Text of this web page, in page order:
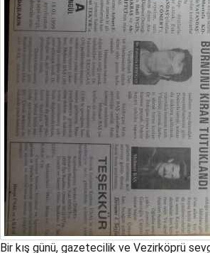
Bir kış günü, gazetecilik ve Vezirköprü